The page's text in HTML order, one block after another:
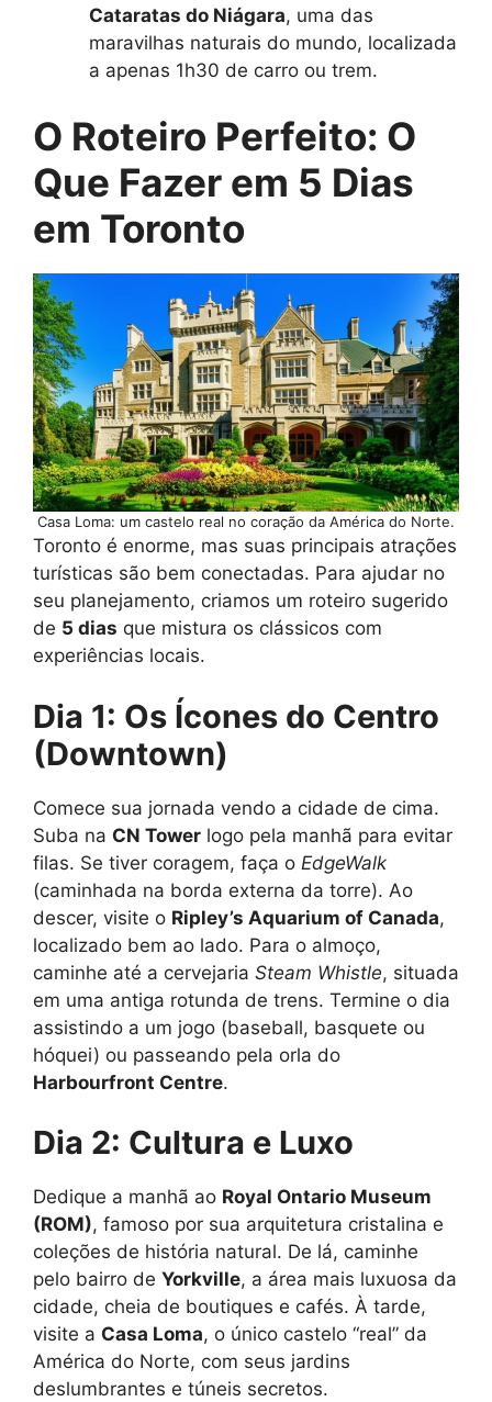
Cataratas do Niágara, uma das
maravilhas naturais do mundo, localizada
a apenas 1h30 de carro ou trem.
O Roteiro Perfeito: O
Que Fazer em 5 Dias
em Toronto
Casa Loma: um castelo real no coração da América do Norte.
Toronto é enorme, mas suas principais atrações
turísticas são bem conectadas. Para ajudar no
seu planejamento, criamos um roteiro sugerido
de 5 dias que mistura os clássicos com
experiências locais.
Dia 1: Os Ícones do Centro
(Downtown)
Comece sua jornada vendo a cidade de cima.
Suba na CN Tower logo pela manhã para evitar
filas. Se tiver coragem, faça o EdgeWalk
(caminhada na borda externa da torre). Ao
descer, visite o Ripley’s Aquarium of Canada,
localizado bem ao lado. Para o almoço,
caminhe até a cervejaria Steam Whistle, situada
em uma antiga rotunda de trens. Termine o dia
assistindo a um jogo (baseball, basquete ou
hóquei) ou passeando pela orla do
Harbourfront Centre.
Dia 2: Cultura e Luxo
Dedique a manhã ao Royal Ontario Museum
(ROM), famoso por sua arquitetura cristalina e
coleções de história natural. De lá, caminhe
pelo bairro de Yorkville, a área mais luxuosa da
cidade, cheia de boutiques e cafés. À tarde,
visite a Casa Loma, o único castelo “real” da
América do Norte, com seus jardins
deslumbrantes e túneis secretos.